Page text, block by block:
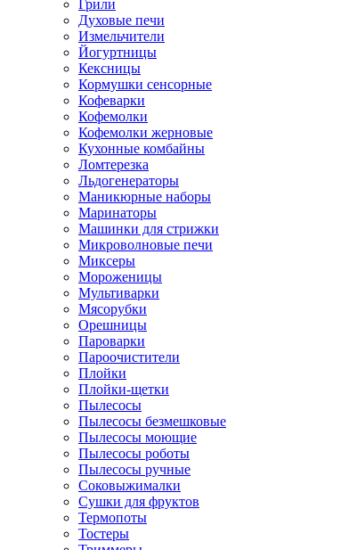
Грили
Духовые печи
Измельчители
Йогуртницы
Кексницы
Кормушки сенсорные
Кофеварки
Кофемолки
Кофемолки жерновые
Кухонные комбайны
Ломтерезка
Льдогенераторы
Маникюрные наборы
Маринаторы
Машинки для стрижки
Микроволновые печи
Миксеры
Мороженицы
Мультиварки
Мясорубки
Орешницы
Пароварки
Пароочистители
Плойки
Плойки-щетки
Пылесосы
Пылесосы безмешковые
Пылесосы моющие
Пылесосы роботы
Пылесосы ручные
Соковыжималки
Сушки для фруктов
Термопоты
Тостеры